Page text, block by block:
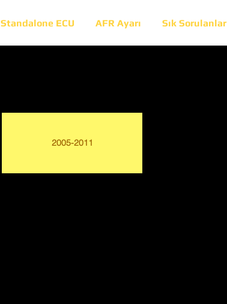
Standalone ECU AFR Ayarı Sık Sorulanlar
2005-2011